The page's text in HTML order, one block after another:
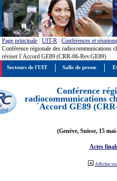
Page principale : UIT-R : Conférences et réunions
Conférence régionale des radiocommunications
réviser l´Accord GE89 (CRR-06-Rev.GE89)
Conférence
radiocommunications
´Accord GE89
(Genève, Suisse, 15
Actes
Afficher
Secteurs de l'UIT Salle de presse